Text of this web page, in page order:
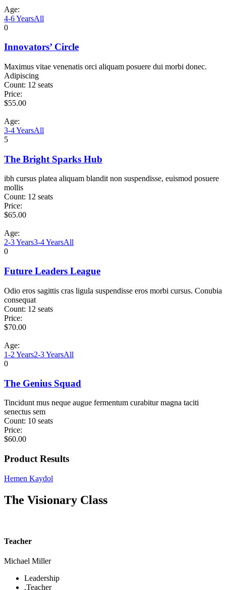
Age:
4-6 YearsAll
0
Innovators’ Circle
Maximus vitae venenatis orci aliquam posuere dui morbi donec.
Adipiscing
Count: 12 seats
Price:
$55.00
Age:
3-4 YearsAll
5
The Bright Sparks Hub
ibh cursus platea aliquam blandit non suspendisse, euismod posuere
mollis
Count: 12 seats
Price:
$65.00
Age:
2-3 Years3-4 YearsAll
0
Future Leaders League
Odio eros sagittis cras ligula suspendisse eros morbi cursus. Conubia
consequat
Count: 12 seats
Price:
$70.00
Age:
1-2 Years2-3 YearsAll
0
The Genius Squad
Tincidunt mus neque augue fermentum curabitur magna taciti
senectus sem
Count: 10 seats
Price:
$60.00
Product Results
Hemen Kaydol
The Visionary Class
Teacher
Michael Miller
Leadership
,Teacher